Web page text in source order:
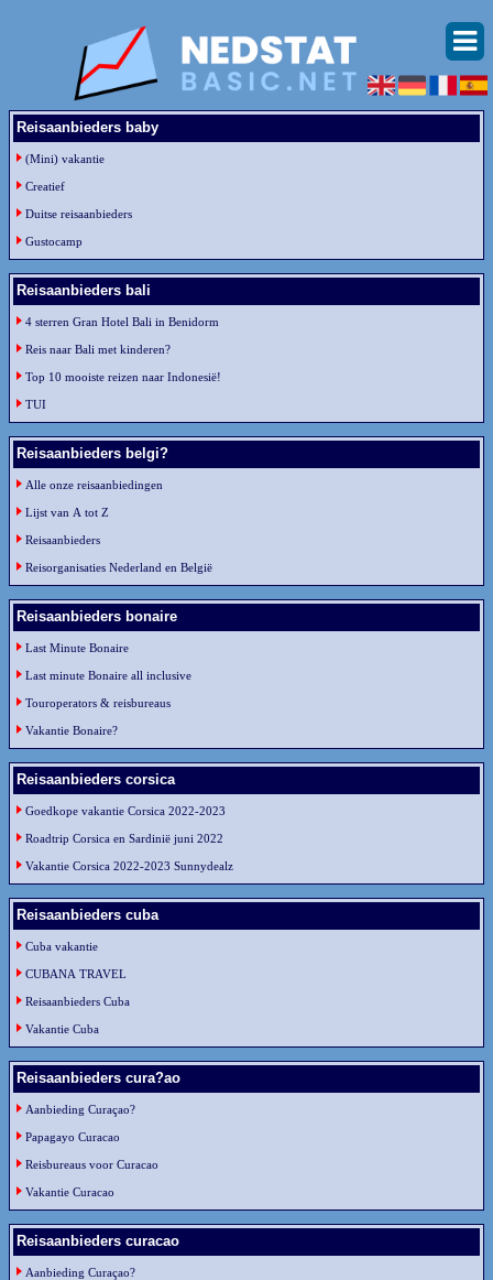
Reisaanbieders baby
(Mini) vakantie
Creatief
Duitse reisaanbieders
Gustocamp
Reisaanbieders bali
4 sterren Gran Hotel Bali in Benidorm
Reis naar Bali met kinderen?
Top 10 mooiste reizen naar Indonesië!
TUI
Reisaanbieders belgi?
Alle onze reisaanbiedingen
Lijst van A tot Z
Reisaanbieders
Reisorganisaties Nederland en België
Reisaanbieders bonaire
Last Minute Bonaire
Last minute Bonaire all inclusive
Touroperators & reisbureaus
Vakantie Bonaire?
Reisaanbieders corsica
Goedkope vakantie Corsica 2022-2023
Roadtrip Corsica en Sardinië juni 2022
Vakantie Corsica 2022-2023 Sunnydealz
Reisaanbieders cuba
Cuba vakantie
CUBANA TRAVEL
Reisaanbieders Cuba
Vakantie Cuba
Reisaanbieders cura?ao
Aanbieding Curaçao?
Papagayo Curacao
Reisbureaus voor Curacao
Vakantie Curacao
Reisaanbieders curacao
Aanbieding Curaçao?